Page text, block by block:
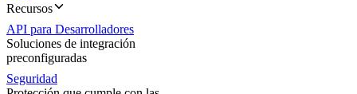
Recursos
API para Desarrolladores
Soluciones de integración
preconfiguradas
Seguridad